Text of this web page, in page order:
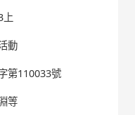
上
動
第110033號
等